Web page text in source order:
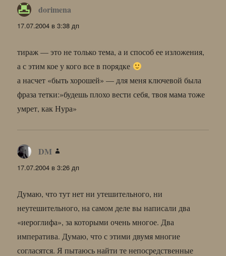
dorimena
17.07.2004 в 3:38 дп
тираж — это не только тема, а и способ ее изложения,
а с этим кое у кого все в порядке
а насчет «быть хорошей» — для меня ключевой была
фраза тетки:»будешь плохо вести себя, твоя мама тоже
умрет, как Нура»
DM
17.07.2004 в 3:26 дп
Думаю, что тут нет ни утешительного, ни
неутешительного, на самом деле вы написали два
«иероглифа», за которыми очень многое. Два
императива. Думаю, что с этими двумя многие
согласятся. Я пытаюсь найти те непосредственные